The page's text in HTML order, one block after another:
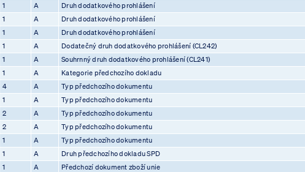
1 A Druh dodatkového prohlášení
1 A Druh dodatkového prohlášení
1 A Druh dodatkového prohlášení
1 A Dodatečný druh dodatkového prohlášení (CL242)
1 A Souhrnný druh dodatkového prohlášení (CL241)
1 A Kategorie předchozího dokladu
4 A Typ předchozího dokumentu
1 A Typ předchozího dokumentu
2 A Typ předchozího dokumentu
2 A Typ předchozího dokumentu
1 A Typ předchozího dokumentu
1 A Druh předchozího dokladu SPD
1 A Předchozí dokument zboží unie